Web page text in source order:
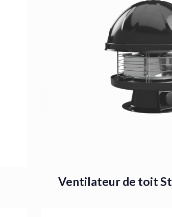
Ventilateur de toit